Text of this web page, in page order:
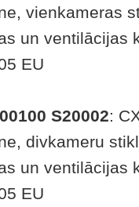
vienkameras
un ventilācijas
EU
S20002:
divkameru
un ventilācijas
EU